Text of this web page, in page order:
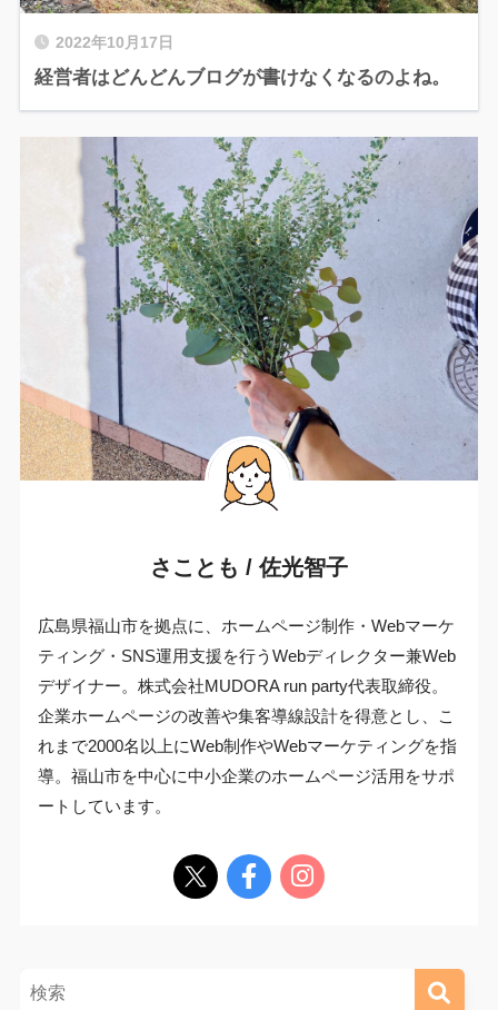
2022年10月17日
経営者はどんどんブログが書けなくなるのよね。
さことも / 佐光智子
広島県福山市を拠点に、ホームページ制作・Webマーケ
ティング・SNS運用支援を行うWebディレクター兼Web
デザイナー。株式会社MUDORA run party代表取締役。
企業ホームページの改善や集客導線設計を得意とし、こ
れまで2000名以上にWeb制作やWebマーケティングを指
導。福山市を中心に中小企業のホームページ活用をサポ
ートしています。